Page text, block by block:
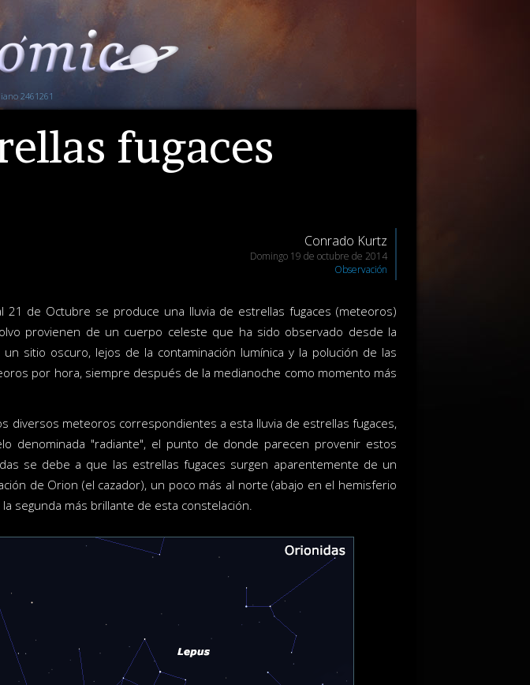
2461261
fugaces
Conrado Kurtz
Domingo 19 de octubre de 2014
Observación
de Octubre se produce una lluvia de estrellas fugaces (meteoros)
provienen de un cuerpo celeste que ha sido observado desde la
un sitio oscuro, lejos de la contaminación lumínica y la polución de las
por hora, siempre después de la medianoche como momento más
diversos meteoros correspondientes a esta lluvia de estrellas fugaces,
denominada "radiante", el punto de donde parecen provenir estos
se debe a que las estrellas fugaces surgen aparentemente de un
de Orion (el cazador), un poco más al norte (abajo en el hemisferio
segunda más brillante de esta constelación.